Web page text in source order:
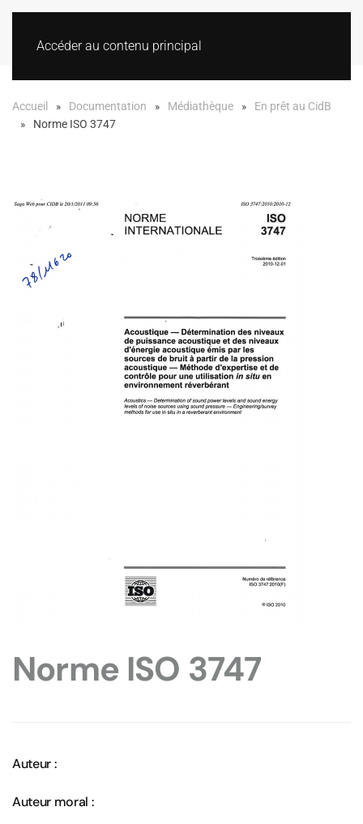
Accéder au contenu principal
Accueil Documentation Médiathèque
En prêt au CidB
Norme ISO 3747
Norme ISO 3747
Auteur :
Auteur moral :